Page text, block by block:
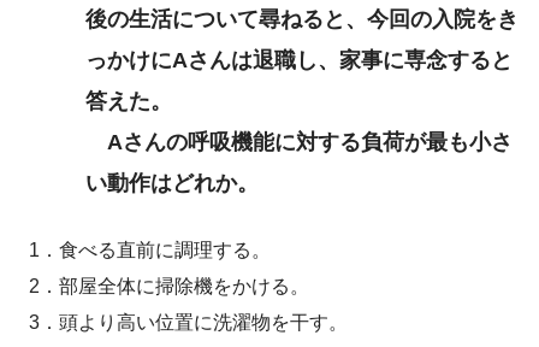
尿路感染症
後の生活について尋ねると、今回の入院をき
っかけにAさんは退職し、家事に専念すると
答えた。
Aさんの呼吸機能に対する負荷が最も小さ
い動作はどれか。
1．食べる直前に調理する。
2．部屋全体に掃除機をかける。
3．頭より高い位置に洗濯物を干す。